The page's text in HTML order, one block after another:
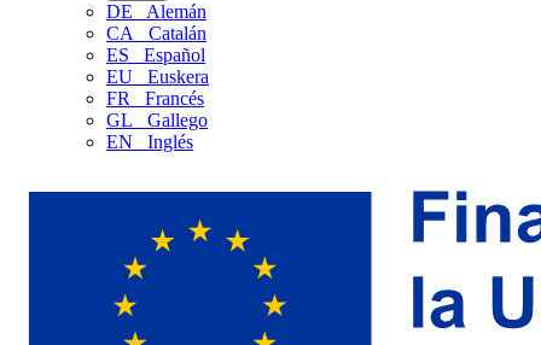
DE
Alemán
CA
Catalán
ES
Español
EU
Euskera
FR
Francés
GL
Gallego
EN
Inglés